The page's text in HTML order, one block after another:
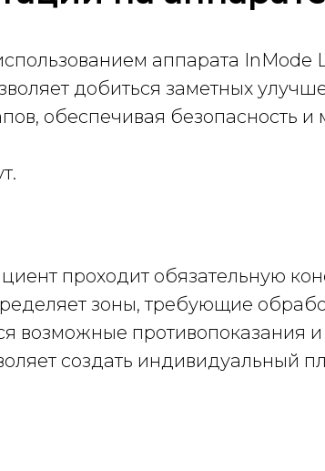
аппарата InMode
добиться заметных
обеспечивая безопасность
проходит обязательную
зоны, требующие
возможные противопоказания
создать индивидуальный